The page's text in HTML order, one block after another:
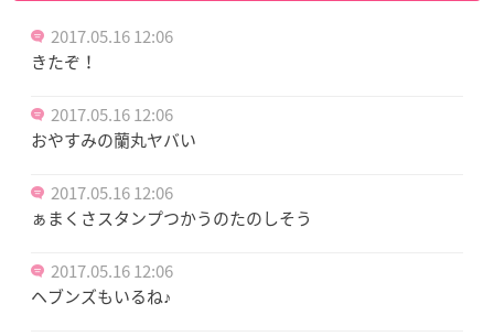
2017.05.16 12:06
きたぞ！
2017.05.16 12:06
おやすみの蘭丸ヤバい
2017.05.16 12:06
ぁまくさスタンプつかうのたのしそう
2017.05.16 12:06
ヘブンズもいるね♪